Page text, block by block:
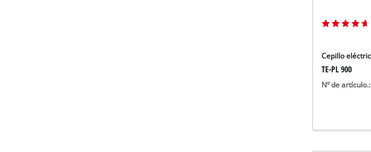
Cepillo
TE-PL 900
Nº de